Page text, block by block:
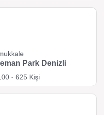
- 625 Kişi
Park Denizli